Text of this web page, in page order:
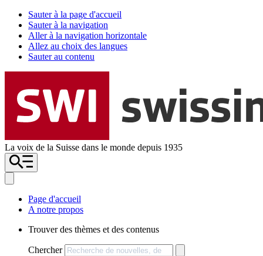
Sauter à la page d'accueil
Sauter à la navigation
Aller à la navigation horizontale
Allez au choix des langues
Sauter au contenu
La voix de la Suisse dans le monde depuis 1935
Page d'accueil
A notre propos
Trouver des thèmes et des contenus
Chercher